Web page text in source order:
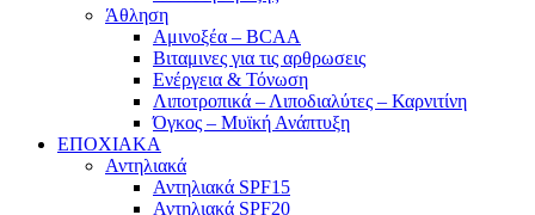
Άθληση
Αμινοξέα – BCAA
Βιταμινες για τις αρθρωσεις
Ενέργεια & Τόνωση
Λιποτροπικά – Λιποδιαλύτες – Καρνιτίνη
Όγκος – Μυϊκή Ανάπτυξη
ΕΠΟΧΙΑΚΑ
Αντηλιακά
Αντηλιακά SPF15
Αντηλιακά SPF20